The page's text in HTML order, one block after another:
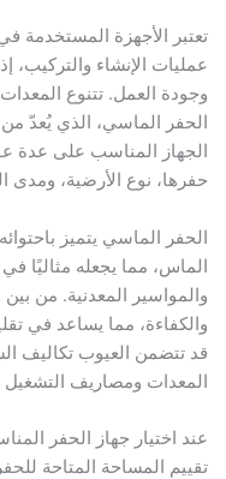
الأجهزة المستخدمة في
الإنشاء والتركيب، إذ
العمل. تتنوع المعدات
الماسي، الذي يُعدّ من أكثر
المناسب على عدة عوامل،
نوع الأرضية، ومدى
الماسي يتميز باحتوائه
مما يجعله مثاليًا في
المعدنية. من بين
مما يساعد في تقليل
العيوب تكاليف الشراء
ومصاريف التشغيل
جهاز الحفر
المساحة المتاحة للحفر،